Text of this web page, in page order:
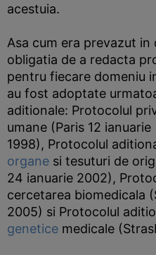
acestuia.
Asa cum era prevazut in
obligatia de a redacta
pentru fiecare domeniu
au fost adoptate
aditionale: Protocolul
umane (Paris 12 ianuarie
1998), Protocolul
organe si tesuturi de
24 ianuarie 2002),
cercetarea biomedicala
2005) si Protocolul
genetice medicale